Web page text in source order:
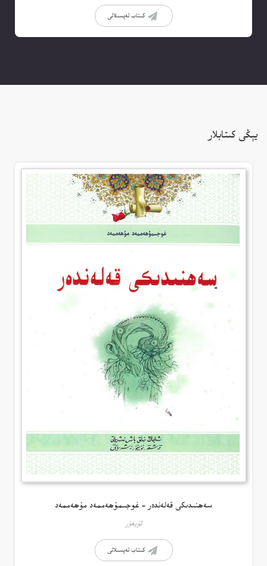
كىتاب تەپسىلاتى
يېڭى كىتابلار
سەھنىدىكى قەلەندەر – غوجىمۇھەممەد مۇھەممەد
ئۇيغۇر
كىتاب تەپسىلاتى